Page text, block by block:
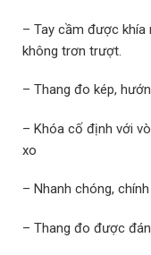
– Tay cầm được khía
không trơn trượt.
– Thang đo kép,
– Khóa cố định với
xo
– Nhanh chóng,
– Thang đo được